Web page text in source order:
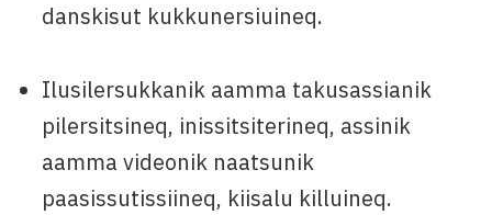
danskisut kukkunersiuineq.
Ilusilersukkanik aamma takusassianik
pilersitsineq, inissitsiterineq, assinik
aamma videonik naatsunik
paasissutissiineq, kiisalu killuineq.